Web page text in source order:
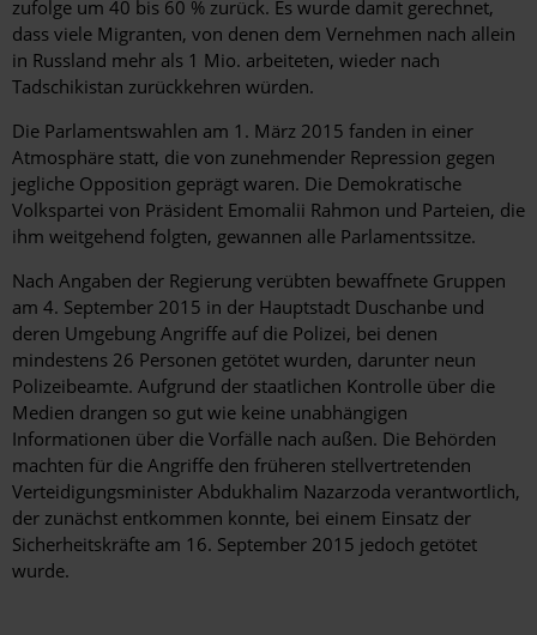
zufolge um 40 bis 60 % zurück. Es wurde damit gerechnet,
dass viele Migranten, von denen dem Vernehmen nach allein
in Russland mehr als 1 Mio. arbeiteten, wieder nach
Tadschikistan zurückkehren würden.
Die Parlamentswahlen am 1. März 2015 fanden in einer
Atmosphäre statt, die von zunehmender Repression gegen
jegliche Opposition geprägt waren. Die Demokratische
Volkspartei von Präsident Emomalii Rahmon und Parteien, die
ihm weitgehend folgten, gewannen alle Parlamentssitze.
Nach Angaben der Regierung verübten bewaffnete Gruppen
am 4. September 2015 in der Hauptstadt Duschanbe und
deren Umgebung Angriffe auf die Polizei, bei denen
mindestens 26 Personen getötet wurden, darunter neun
Polizeibeamte. Aufgrund der staatlichen Kontrolle über die
Medien drangen so gut wie keine unabhängigen
Informationen über die Vorfälle nach außen. Die Behörden
machten für die Angriffe den früheren stellvertretenden
Verteidigungsminister Abdukhalim Nazarzoda verantwortlich,
der zunächst entkommen konnte, bei einem Einsatz der
Sicherheitskräfte am 16. September 2015 jedoch getötet
wurde.